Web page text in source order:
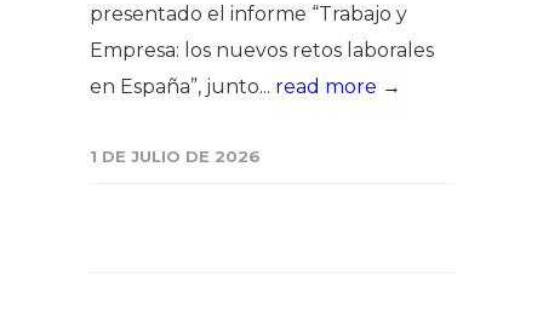
presentado el informe “Trabajo y
Empresa: los nuevos retos laborales
en España”, junto... read more →
1 DE JULIO DE 2026